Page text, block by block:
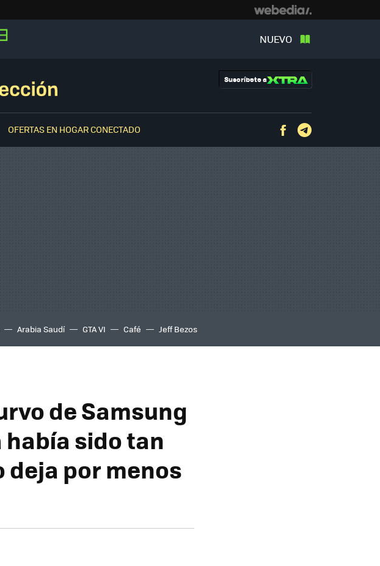
NUEVO
Suscríbete a
OFERTAS EN HOGAR CONECTADO Facebook
Arabia Saudí GTA VI Café Jeff Bezos
de Samsung
sido tan
deja por menos